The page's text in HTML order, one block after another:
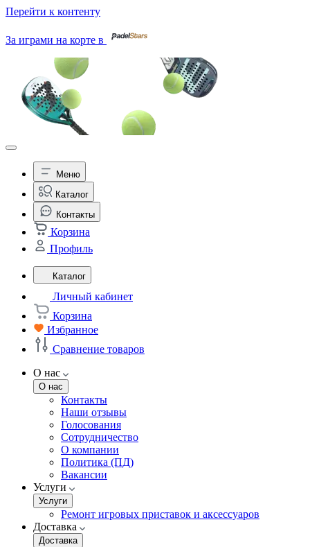
Перейти к контенту
За играми на корте в
Меню
Каталог
Контакты
Корзина
Профиль
Каталог
Личный кабинет
Корзина
Избранное
Сравнение товаров
О нас
О нас
Контакты
Наши отзывы
Голосования
Сотрудничество
О компании
Политика (ПД)
Вакансии
Услуги
Услуги
Ремонт игровых приставок и аксессуаров
Доставка
Доставка